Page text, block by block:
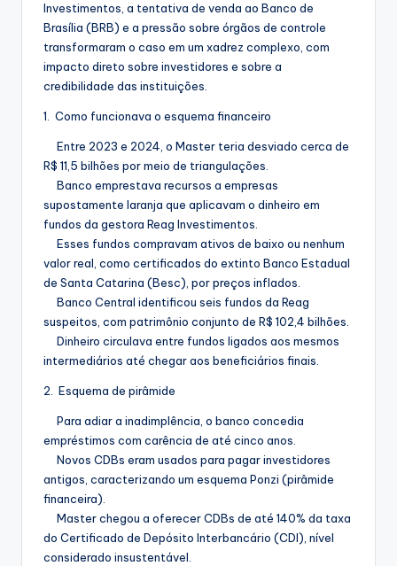
Investimentos, a tentativa de venda ao Banco de
Brasília (BRB) e a pressão sobre órgãos de controle
transformaram o caso em um xadrez complexo, com
impacto direto sobre investidores e sobre a
credibilidade das instituições.
1. Como funcionava o esquema financeiro
Entre 2023 e 2024, o Master teria desviado cerca de
R$ 11,5 bilhões por meio de triangulações.
Banco emprestava recursos a empresas
supostamente laranja que aplicavam o dinheiro em
fundos da gestora Reag Investimentos.
Esses fundos compravam ativos de baixo ou nenhum
valor real, como certificados do extinto Banco Estadual
de Santa Catarina (Besc), por preços inflados.
Banco Central identificou seis fundos da Reag
suspeitos, com patrimônio conjunto de R$ 102,4 bilhões.
Dinheiro circulava entre fundos ligados aos mesmos
intermediários até chegar aos beneficiários finais.
2. Esquema de pirâmide
Para adiar a inadimplência, o banco concedia
empréstimos com carência de até cinco anos.
Novos CDBs eram usados para pagar investidores
antigos, caracterizando um esquema Ponzi (pirâmide
financeira).
Master chegou a oferecer CDBs de até 140% da taxa
do Certificado de Depósito Interbancário (CDI), nível
considerado insustentável.